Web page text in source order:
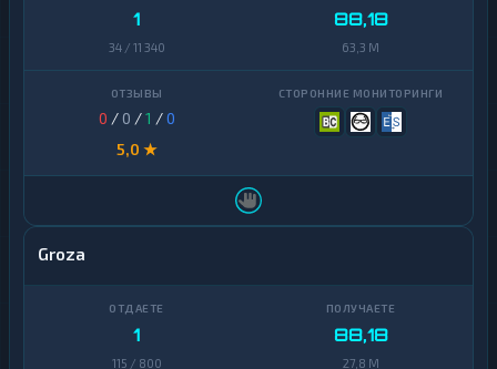
1
34 / 11 340
88,18
63,3 M
0 / 0 /1 /0
5,0 ★
Groza
1
115 / 800
88,18
27,8 M